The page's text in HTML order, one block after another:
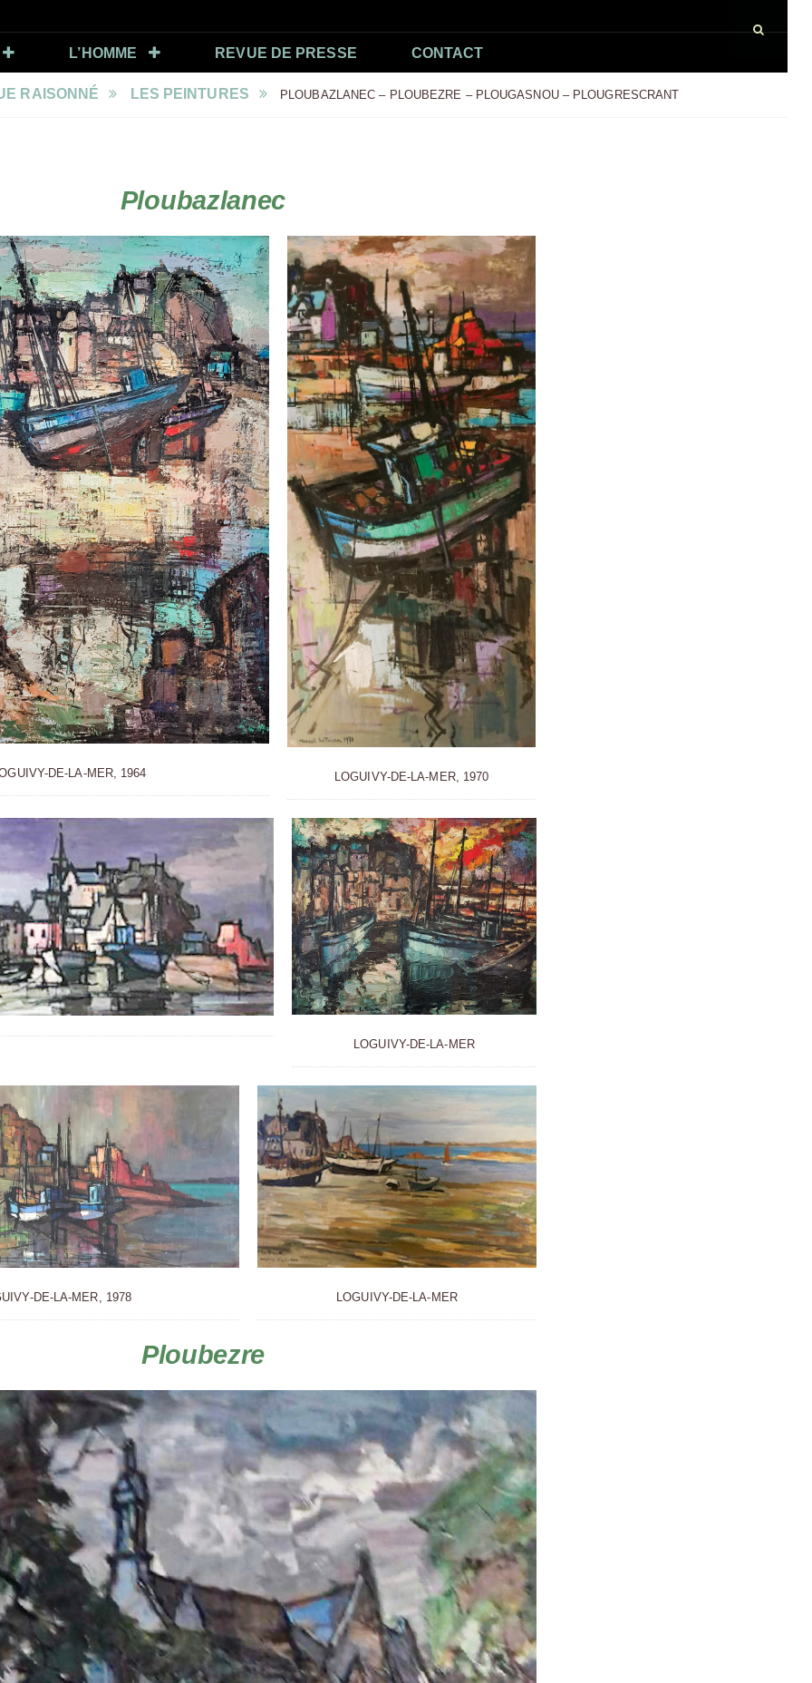
L’HOMME REVUE DE PRESSE CONTACT
RAISONNÉ LES PEINTURES PLOUBAZLANEC – PLOUBEZRE – PLOUGASNOU – PLOUGRESCRANT
Ploubazlanec
DE-LA-MER, 1964 LOGUIVY-DE-LA-MER, 1970
LOGUIVY-DE-LA-MER
DE-LA-MER, 1978 LOGUIVY-DE-LA-MER
Ploubezre